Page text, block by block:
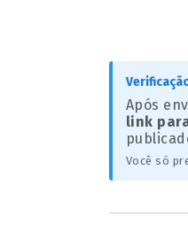
Após
link
Você só